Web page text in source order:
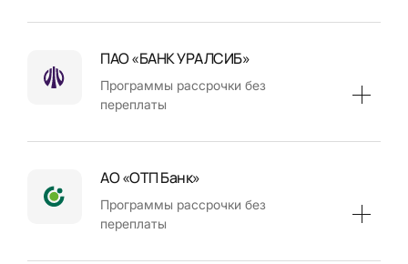
ПАО «БАНК УРАЛСИБ»
Программы рассрочки без
переплаты
АО «ОТП Банк»
Программы рассрочки без
переплаты